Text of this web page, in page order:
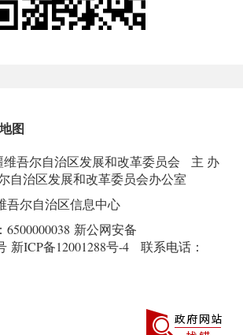
图
吾尔自治区发展和改革委员会
主 办
自治区发展和改革委员会办公室
吾尔自治区信息中心
新公网安备
新ICP备12001288号-4 联系电话：